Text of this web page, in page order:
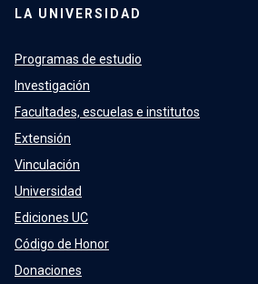
LA UNIVERSIDAD
Programas de estudio
Investigación
Facultades, escuelas e institutos
Extensión
Vinculación
Universidad
Ediciones UC
Código de Honor
Donaciones